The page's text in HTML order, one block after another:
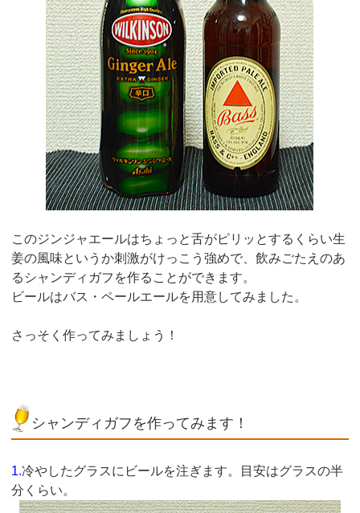
このジンジャエールはちょっと舌がピリッとするくらい生
姜の風味というか刺激がけっこう強めで、飲みごたえのあ
るシャンディガフを作ることができます。
ビールはバス・ペールエールを用意してみました。
さっそく作ってみましょう！
シャンディガフを作ってみます！
1.冷やしたグラスにビールを注ぎます。目安はグラスの半
分くらい。